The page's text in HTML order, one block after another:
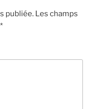
publiée. Les champs
*